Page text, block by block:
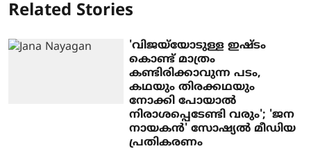
Related Stories
'വിജയ്‌യോടുള്ള ഇഷ്ടം
കൊണ്ട് മാത്രം
കണ്ടിരിക്കാവുന്ന പടം,
കഥയും തിരക്കഥയും
നോക്കി പോയാൽ
നിരാശപ്പെടേണ്ടി വരും'; 'ജന
നായകൻ' സോഷ്യൽ മീഡിയ
പ്രതികരണം